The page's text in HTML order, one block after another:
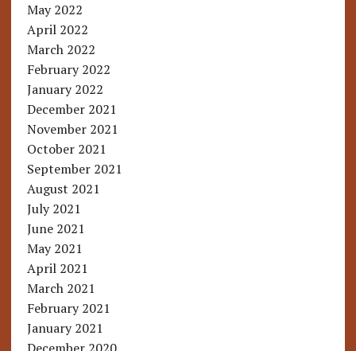
May 2022
April 2022
March 2022
February 2022
January 2022
December 2021
November 2021
October 2021
September 2021
August 2021
July 2021
June 2021
May 2021
April 2021
March 2021
February 2021
January 2021